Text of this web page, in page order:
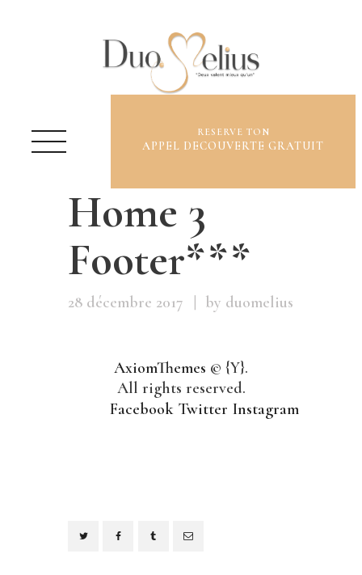
RESERVE TON
APPEL DECOUVERTE GRATUIT
QUI SUIS-JE ?
OFFRES ET TARIFS
ME CONTACTER
BLOG
Home 3
Footer***
28 décembre 2017 by duomelius
AxiomThemes © {Y}.
All rights reserved.
Facebook Twitter Instagram